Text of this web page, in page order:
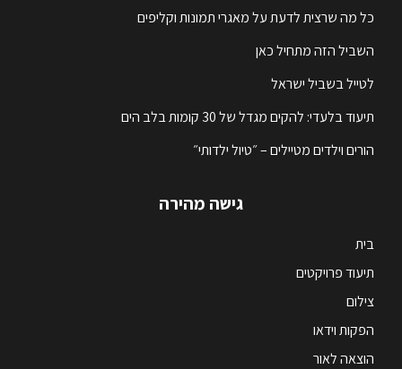
כל מה שרצית לדעת על מאגרי תמונות וקליפים
השביל הזה מתחיל כאן
לטייל בשביל ישראל
תיעוד בלעדי: להקים מגדל של 30 קומות בלב הים
הורים וילדים מטיילים – ״טיול ילדותי״
גישה מהירה
בית
תיעוד פרויקטים
צילום
הפקות וידאו
הוצאה לאור